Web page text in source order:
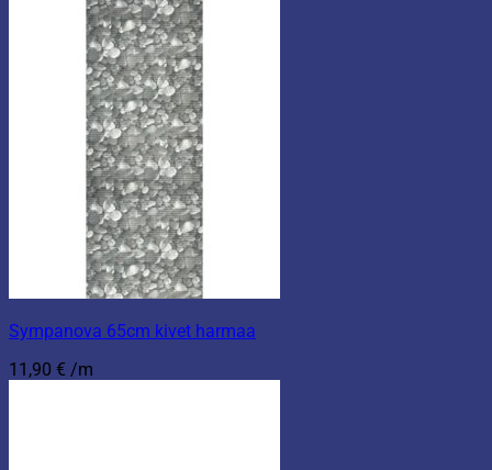
Sympanova 65cm kivet harmaa
11,90 € /m